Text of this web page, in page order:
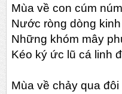
Mùa về con cúm
Nước ròng dòng
Những khóm mây
Kéo ký ức lũ cá linh
Mùa về chảy qua đôi